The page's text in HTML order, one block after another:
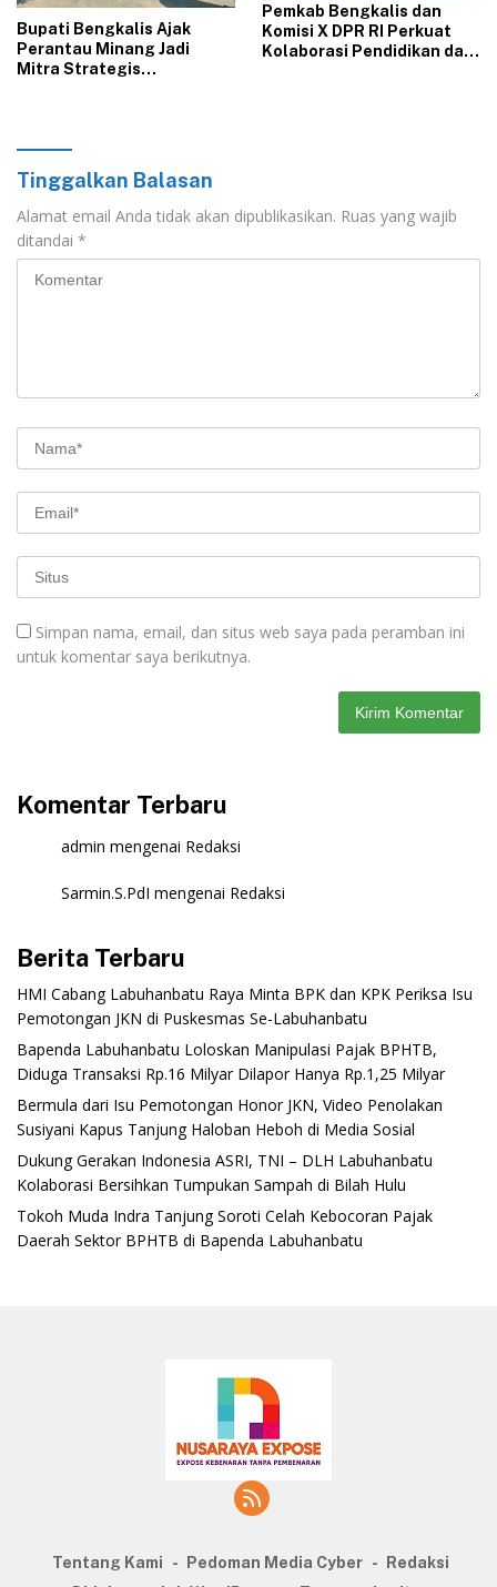
​Bupati Bengkalis Ajak
Perantau Minang Jadi
Mitra Strategis
Pemkab Bengkalis dan
Komisi X DPR RI Perkuat
Kolaborasi Pendidikan dan
Tinggalkan Balasan
Alamat email Anda tidak akan dipublikasikan. Ruas yang wajib
ditandai *
Simpan nama, email, dan situs web saya pada peramban ini
untuk komentar saya berikutnya.
Komentar Terbaru
admin mengenai Redaksi
Sarmin.S.PdI mengenai Redaksi
Berita Terbaru
‎HMI Cabang Labuhanbatu Raya Minta BPK dan KPK Periksa Isu
Pemotongan JKN di Puskesmas Se-Labuhanbatu‎‎
‎Bapenda Labuhanbatu Loloskan Manipulasi Pajak BPHTB,
Diduga Transaksi Rp.16 Milyar Dilapor Hanya Rp.1,25 Milyar
‎Bermula dari Isu Pemotongan Honor JKN, Video Penolakan
Susiyani Kapus Tanjung Haloban Heboh di Media Sosial‎‎‎‎
‎Dukung Gerakan Indonesia ASRI, TNI – DLH Labuhanbatu
Kolaborasi Bersihkan Tumpukan Sampah di Bilah Hulu
‎Tokoh Muda Indra Tanjung Soroti Celah Kebocoran Pajak
Daerah Sektor BPHTB di Bapenda Labuhanbatu
Tentang Kami Pedoman Media Cyber
Redaksi